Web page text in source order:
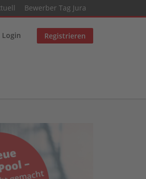
Bewerber Tag Jura
Login Registrieren